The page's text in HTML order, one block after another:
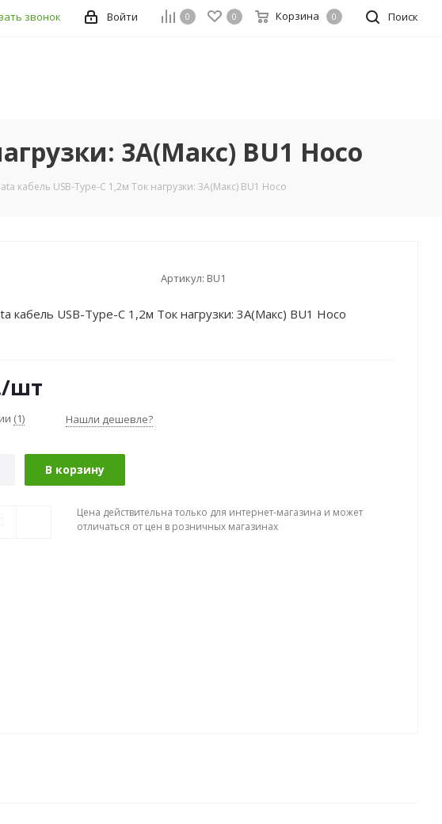
Поиск
0 0 Корзина 0
Войти
звонок
3А(Макс) BU1 Hoco
кабель USB-Type-C 1,2м Ток нагрузки: 3А(Макс) BU1 Hoco
Артикул: BU1
кабель USB-Type-C 1,2м Ток нагрузки: 3А(Макс) BU1 Hoco
/шт
(1) Нашли дешевле?
В корзину
Цена действительна только для интернет-магазина и может
отличаться от цен в розничных магазинах